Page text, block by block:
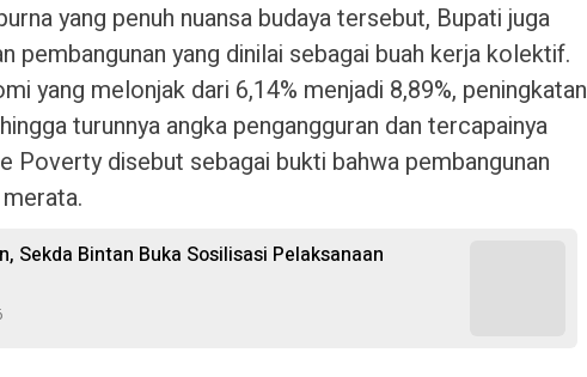
yang penuh nuansa budaya tersebut, Bupati juga
pembangunan yang dinilai sebagai buah kerja kolektif.
yang melonjak dari 6,14% menjadi 8,89%, peningkatan
turunnya angka pengangguran dan tercapainya
Poverty disebut sebagai bukti bahwa pembangunan
Sekda Bintan Buka Sosilisasi Pelaksanaan